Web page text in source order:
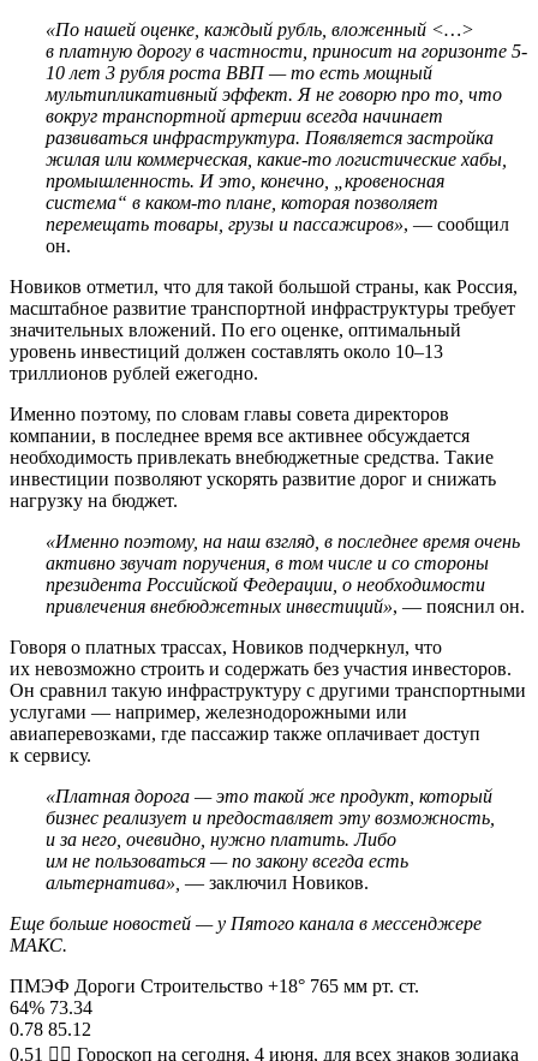
«По нашей оценке, каждый рубль, вложенный <…>
в платную дорогу в частности, приносит на горизонте 5-
10 лет 3 рубля роста ВВП — то есть мощный
мультипликативный эффект. Я не говорю про то, что
вокруг транспортной артерии всегда начинает
развиваться инфраструктура. Появляется застройка
жилая или коммерческая, какие-то логистические хабы,
промышленность. И это, конечно, „кровеносная
система“ в каком-то плане, которая позволяет
перемещать товары, грузы и пассажиров», — сообщил
он.
Новиков отметил, что для такой большой страны, как Россия,
масштабное развитие транспортной инфраструктуры требует
значительных вложений. По его оценке, оптимальный
уровень инвестиций должен составлять около 10–13
триллионов рублей ежегодно.
Именно поэтому, по словам главы совета директоров
компании, в последнее время все активнее обсуждается
необходимость привлекать внебюджетные средства. Такие
инвестиции позволяют ускорять развитие дорог и снижать
нагрузку на бюджет.
«Именно поэтому, на наш взгляд, в последнее время очень
активно звучат поручения, в том числе и со стороны
президента Российской Федерации, о необходимости
привлечения внебюджетных инвестиций», — пояснил он.
Говоря о платных трассах, Новиков подчеркнул, что
их невозможно строить и содержать без участия инвесторов.
Он сравнил такую инфраструктуру с другими транспортными
услугами — например, железнодорожными или
авиаперевозками, где пассажир также оплачивает доступ
к сервису.
«Платная дорога — это такой же продукт, который
бизнес реализует и предоставляет эту возможность,
и за него, очевидно, нужно платить. Либо
им не пользоваться — по закону всегда есть
альтернатива», — заключил Новиков.
Еще больше новостей — у Пятого канала в мессенджере
МАКС.
ПМЭФ Дороги Строительство +18° 765 мм рт. ст.
64% 73.34
0.78 85.12
0.51 🧙‍♀ Гороскоп на сегодня, 4 июня, для всех знаков зодиака